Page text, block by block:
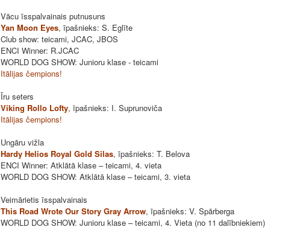
Vācu īsspalvainais putnusuns
Yan Moon Eyes, īpašnieks: S. Eglīte
Club show: teicami, JCAC, JBOS
ENCI Winner: R.JCAC
WORLD DOG SHOW: Junioru klase - teicami
Itālijas čempions!
Īru seters
Viking Rollo Lofty, īpašnieks: I. Suprunoviča
Itālijas čempions!
Ungāru vižla
Hardy Helios Royal Gold Silas, īpašnieks: T. Belova
ENCI Winner: Atklātā klase – teicami, 4. vieta
WORLD DOG SHOW: Atklātā klase – teicami, 3. vieta
Veimārietis īsspalvainais
This Road Wrote Our Story Gray Arrow, īpašnieks: V. Spārberga
WORLD DOG SHOW: Junioru klase – teicami, 4. Vieta (no 11 dalībniekiem)